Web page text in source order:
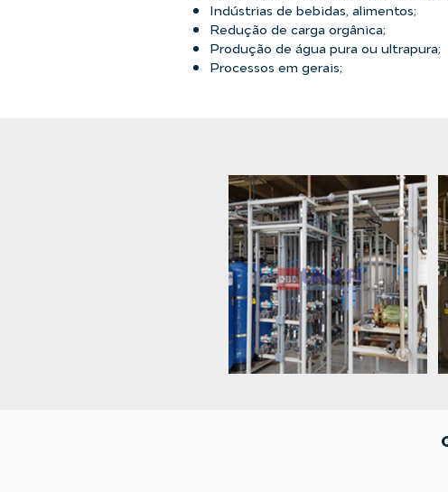
Indústrias de bebidas, alimentos;
Redução de carga orgânica;
Produção de água pura ou ultrapura;
Processos em gerais;